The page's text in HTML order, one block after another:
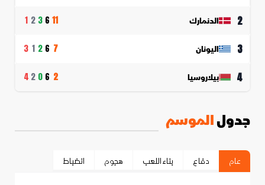
2 الدنمارك 11
6
3
2
1
3 اليونان 7
6
2
1
3
4 بيلاروسيا 2
6
0
2
4
جدولالموسم
عام دفاع بناء اللعب هجوم انضباط